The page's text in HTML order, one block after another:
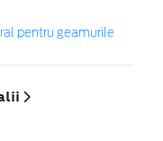
pentru geamurile